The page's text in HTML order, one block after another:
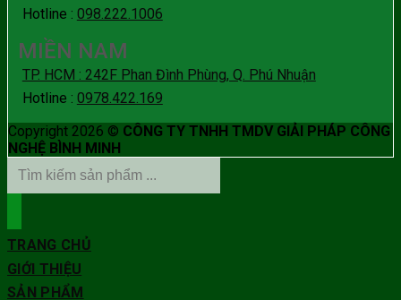
Hotline : 098.222.1006
MIỀN NAM
TP. HCM : 242F Phan Đình Phùng, Q. Phú Nhuận
Hotline : 0978.422.169
Copyright 2026 © CÔNG TY TNHH TMDV GIẢI PHÁP CÔNG
NGHỆ BÌNH MINH
TRANG CHỦ
GIỚI THIỆU
SẢN PHẨM